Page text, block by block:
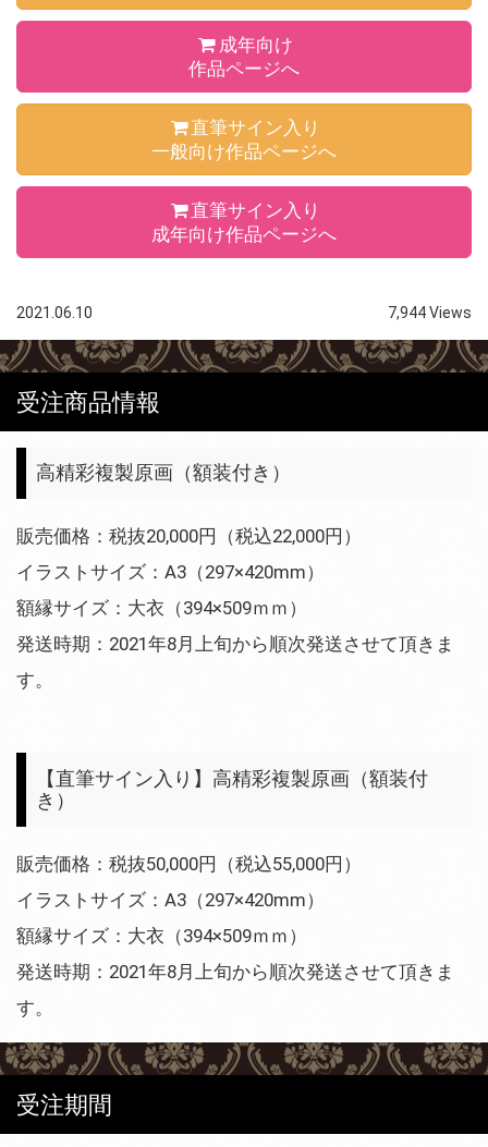
成年向け
作品ページへ
直筆サイン入り
一般向け作品ページへ
直筆サイン入り
成年向け作品ページへ
2021.06.10 7,944 Views
受注商品情報
高精彩複製原画（額装付き）
販売価格：税抜20,000円（税込22,000円）
イラストサイズ：A3（297×420mm）
額縁サイズ：大衣（394×509ｍｍ）
発送時期：2021年8月上旬から順次発送させて頂きま
す。
【直筆サイン入り】高精彩複製原画（額装付
き）
販売価格：税抜50,000円（税込55,000円）
イラストサイズ：A3（297×420mm）
額縁サイズ：大衣（394×509ｍｍ）
発送時期：2021年8月上旬から順次発送させて頂きま
す。
受注期間